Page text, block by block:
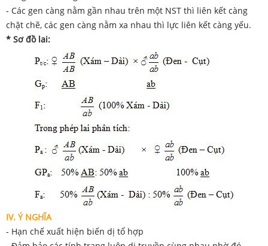
- Các gen càng nằm gần nhau trên một NST thì liên kết càng
chặt chẽ, các gen càng nằm xa nhau thì lực liên kết càng yếu.
* Sơ đồ lai:
IV. Ý NGHĨA
- Hạn chế xuất hiện biến dị tổ hợp